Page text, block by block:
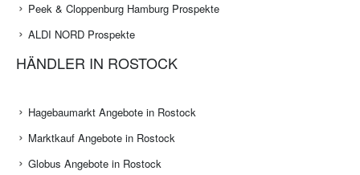
Peek & Cloppenburg Hamburg Prospekte
ALDI NORD Prospekte
HÄNDLER IN ROSTOCK
Hagebaumarkt Angebote in Rostock
Marktkauf Angebote in Rostock
Globus Angebote in Rostock